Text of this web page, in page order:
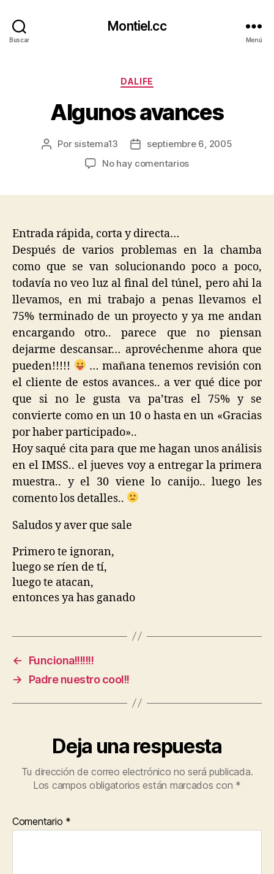
Buscar
Montiel.cc
Menú
Categorías
DALIFE
Algunos avances
Autor
Por sistema13
Fechaseptiembre 6, 2005
No hay comentariosen
Entrada rápida, corta y directa…
Después de varios problemas en la chamba
como que se van solucionando poco a poco,
todavía no veo luz al final del túnel, pero ahi la
llevamos, en mi trabajo a penas llevamos el
75% terminado de un proyecto y ya me andan
encargando otro.. parece que no piensan
dejarme descansar… aprovéchenme ahora que
pueden!!!!!
… mañana tenemos revisión con
el cliente de estos avances.. a ver qué dice por
que si no le gusta va pa’tras el 75% y se
convierte como en un 10 o hasta en un «Gracias
por haber participado»..
Hoy saqué cita para que me hagan unos análisis
en el IMSS.. el jueves voy a entregar la primera
muestra.. y el 30 viene lo canijo.. luego les
comento los detalles..
Saludos y aver que sale
Primero te ignoran,
luego se ríen de tí,
luego te atacan,
entonces ya has ganado
←
Funciona!!!!!!!
→
Padre nuestro cool!!
Deja una respuesta
Tu dirección de correo electrónico no será publicada.
Los campos obligatorios están marcados con *
Comentario *